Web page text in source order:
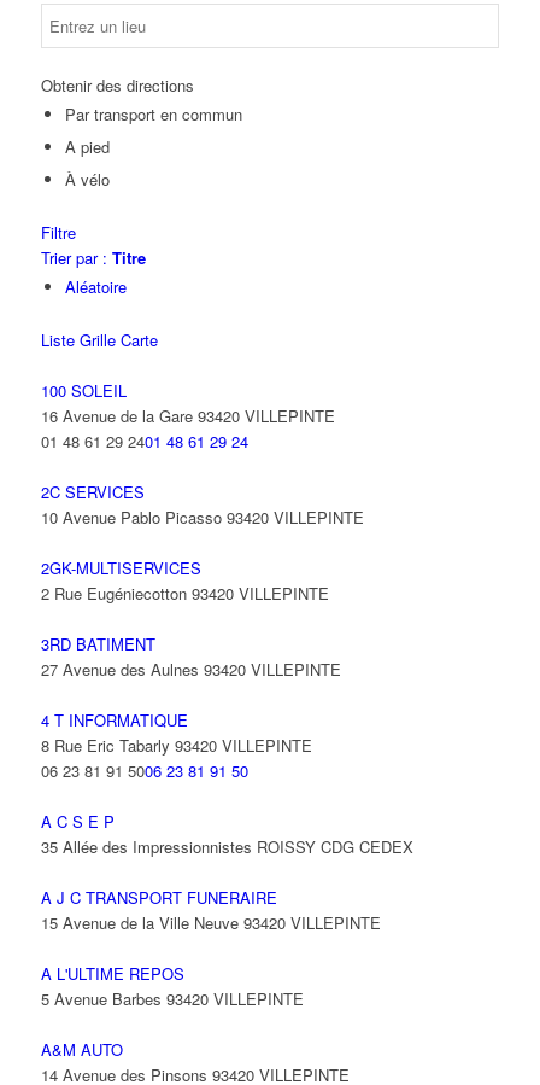
Obtenir des directions
Par transport en commun
A pied
À vélo
Filtre
Trier par : Titre
Aléatoire
Liste Grille Carte
100 SOLEIL
16 Avenue de la Gare 93420 VILLEPINTE
01 48 61 29 2401 48 61 29 24
2C SERVICES
10 Avenue Pablo Picasso 93420 VILLEPINTE
2GK-MULTISERVICES
2 Rue Eugéniecotton 93420 VILLEPINTE
3RD BATIMENT
27 Avenue des Aulnes 93420 VILLEPINTE
4 T INFORMATIQUE
8 Rue Eric Tabarly 93420 VILLEPINTE
06 23 81 91 5006 23 81 91 50
A C S E P
35 Allée des Impressionnistes ROISSY CDG CEDEX
A J C TRANSPORT FUNERAIRE
15 Avenue de la Ville Neuve 93420 VILLEPINTE
A L'ULTIME REPOS
5 Avenue Barbes 93420 VILLEPINTE
A&M AUTO
14 Avenue des Pinsons 93420 VILLEPINTE